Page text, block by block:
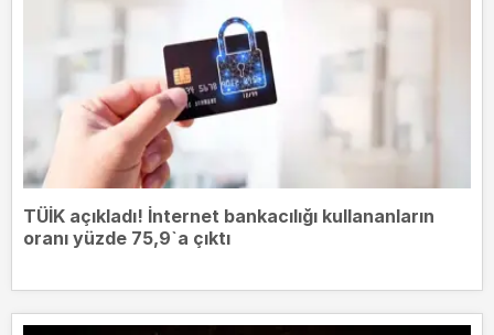
TÜİK açıkladı! İnternet bankacılığı kullananların
oranı yüzde 75,9`a çıktı